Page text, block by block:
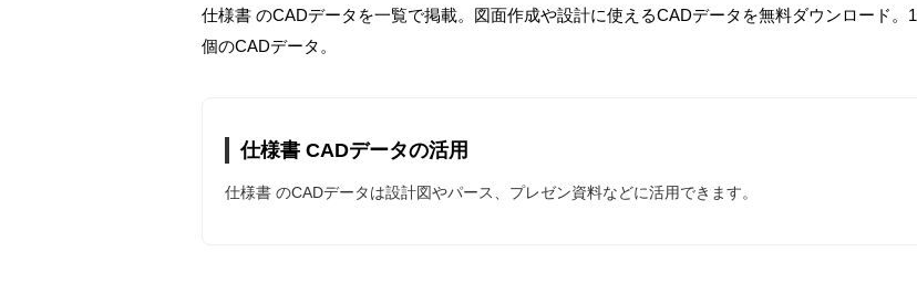
仕様書 のCADデータを一覧で掲載。図面作成や設計に使えるCADデータを無料ダウンロード。1
個のCADデータ。
仕様書 CADデータの活用
仕様書 のCADデータは設計図やパース、プレゼン資料などに活用できます。